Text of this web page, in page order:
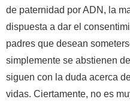
de paternidad por ADN, la
dispuesta a dar el
padres que desean
simplemente se abstienen
siguen con la duda acerca
vidas. Ciertamente, no es